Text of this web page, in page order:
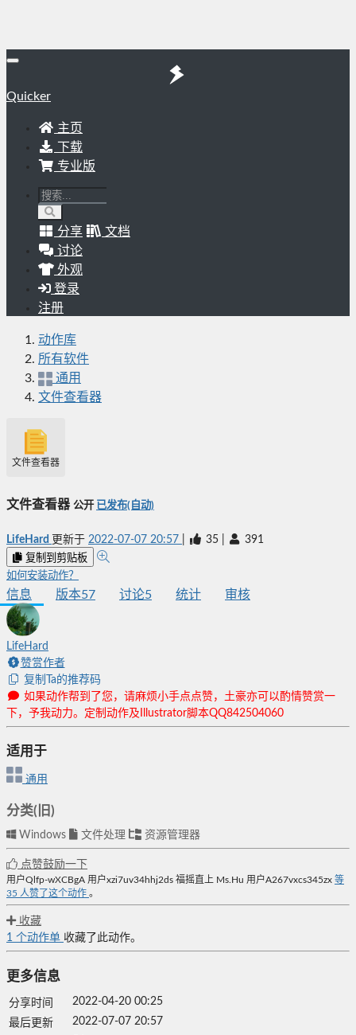
Quicker
主页
下载
专业版
分享
文档
讨论
外观
登录
注册
动作库
所有软件
通用
文件查看器
文件查看器
文件查看器 公开 已发布(自动)
LifeHard 更新于 2022-07-07 20:57 35 391
复制到剪贴板
如何安装动作？
信息 版本57 讨论5 统计 审核
LifeHard
赞赏作者
复制Ta的推荐码
如果动作帮到了您，请麻烦小手点点赞，土豪亦可以酌情赞赏一
下，予我动力。定制动作及Illustrator脚本QQ842504060
适用于
通用
分类(旧)
Windows 文件处理 资源管理器
点赞鼓励一下
用户Qlfp-wXCBgA 用户xzi7uv34hhj2ds 福摇直上 Ms.Hu 用户A267vxcs345zx 等
35 人赞了这个动作 。
收藏
1 个动作单 收藏了此动作。
更多信息
分享时间
2022-04-20 00:25
最后更新
2022-07-07 20:57